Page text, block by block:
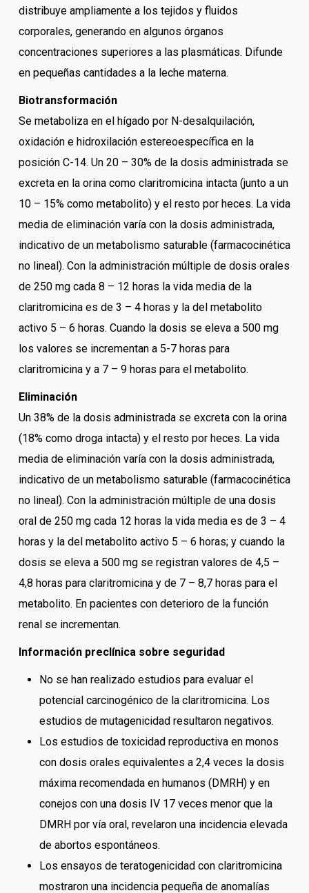
distribuye ampliamente a los tejidos y fluidos
corporales, generando en algunos órganos
concentraciones superiores a las plasmáticas. Difunde
en pequeñas cantidades a la leche materna.
Biotransformación
Se metaboliza en el hígado por N-desalquilación,
oxidación e hidroxilación estereoespecífica en la
posición C-14. Un 20 – 30% de la dosis administrada se
excreta en la orina como claritromicina intacta (junto a un
10 – 15% como metabolito) y el resto por heces. La vida
media de eliminación varía con la dosis administrada,
indicativo de un metabolismo saturable (farmacocinética
no lineal). Con la administración múltiple de dosis orales
de 250 mg cada 8 – 12 horas la vida media de la
claritromicina es de 3 – 4 horas y la del metabolito
activo 5 – 6 horas. Cuando la dosis se eleva a 500 mg
los valores se incrementan a 5-7 horas para
claritromicina y a 7 – 9 horas para el metabolito.
Eliminación
Un 38% de la dosis administrada se excreta con la orina
(18% como droga intacta) y el resto por heces. La vida
media de eliminación varía con la dosis administrada,
indicativo de un metabolismo saturable (farmacocinética
no lineal). Con la administración múltiple de una dosis
oral de 250 mg cada 12 horas la vida media es de 3 – 4
horas y la del metabolito activo 5 – 6 horas; y cuando la
dosis se eleva a 500 mg se registran valores de 4,5 –
4,8 horas para claritromicina y de 7 – 8,7 horas para el
metabolito. En pacientes con deterioro de la función
renal se incrementan.
Información preclínica sobre seguridad
No se han realizado estudios para evaluar el
potencial carcinogénico de la claritromicina. Los
estudios de mutagenicidad resultaron negativos.
Los estudios de toxicidad reproductiva en monos
con dosis orales equivalentes a 2,4 veces la dosis
máxima recomendada en humanos (DMRH) y en
conejos con una dosis IV 17 veces menor que la
DMRH por vía oral, revelaron una incidencia elevada
de abortos espontáneos.
Los ensayos de teratogenicidad con claritromicina
mostraron una incidencia pequeña de anomalías